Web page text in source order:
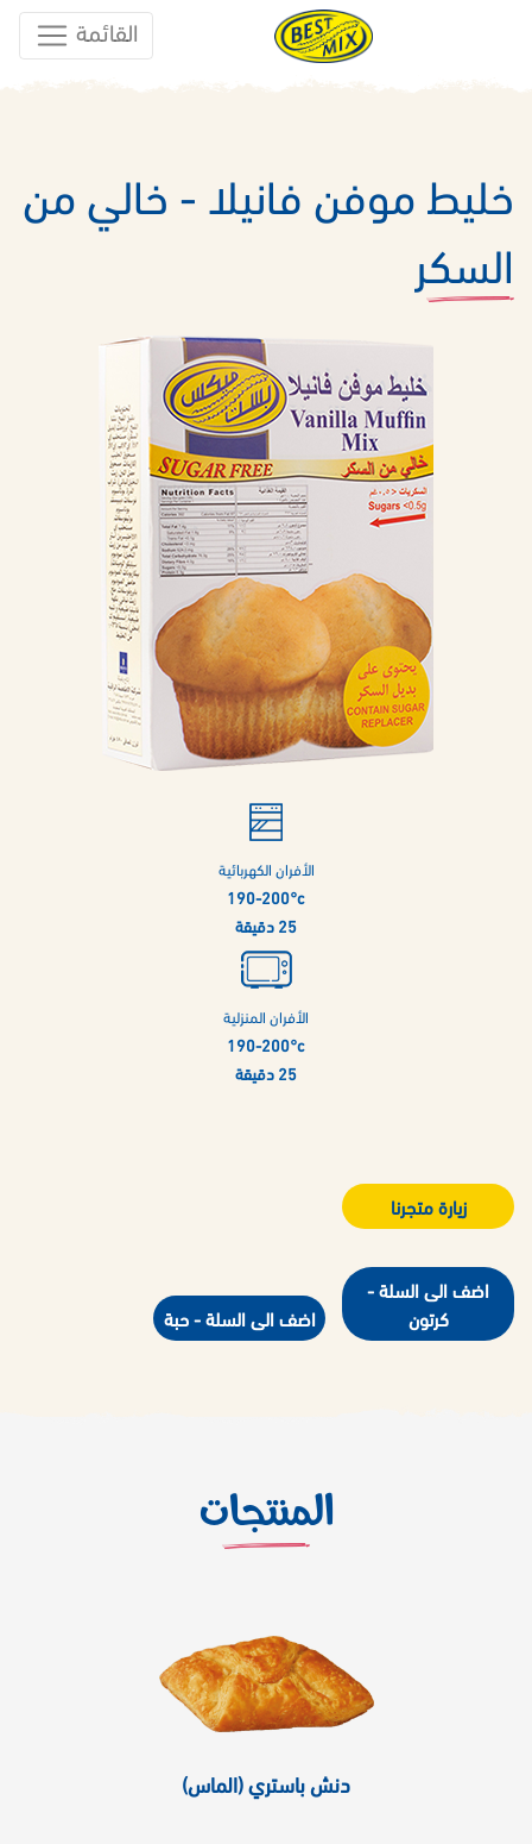
القائمة
خليط موفن فانيلا - خالي من
السكر
الأفران الكهربائية
190-200°c
25 دقيقة
الأفران المنزلية
190-200°c
25 دقيقة
زيارة متجرنا
اضف الى السلة -
كرتون
اضف الى السلة - حبة
المنتجات
دنش باستري (الماس)